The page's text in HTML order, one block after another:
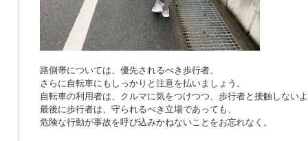
路側帯については、優先されるべき歩行者、
さらに自転車にもしっかりと注意を払いましょう。
自転車の利用者は、クルマに気をつけつつ、歩行者と接触しない
最後に歩行者は、守られるべき立場であっても、
危険な行動が事故を呼び込みかねないことをお忘れなく。